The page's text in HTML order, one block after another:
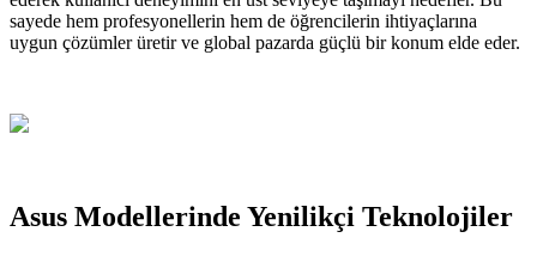
sayede hem profesyonellerin hem de öğrencilerin ihtiyaçlarına
uygun çözümler üretir ve global pazarda güçlü bir konum elde eder.
Asus Modellerinde Yenilikçi Teknolojiler